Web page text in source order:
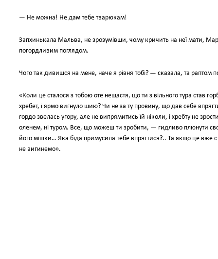
— Не можна! Не дам тебе тварюкам!
Запхинькала Мальва, не зрозумівши, чому кричить на неї мати,
погордливим поглядом.
Чого так дивишся на мене, наче я рівня тобі? — сказала, та раптом
«Коли це сталося з тобою оте нещастя, що ти з вільного тура став
хребет, і ярмо вигнуло шию? Чи не за ту провину, що дав себе
гордо звелась угору, але не випрямитись їй ніколи, і хребту не
оленем, ні туром. Все, що можеш ти зробити, — гидливо плюнути
його мішки… Яка біда примусила тебе впрягтися?.. Та якщо це вже
не вигинемо».